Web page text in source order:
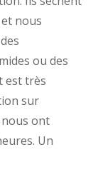
nous
ou des
est très
sur
nous ont
Un